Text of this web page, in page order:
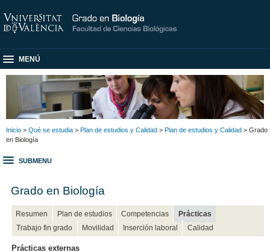
MENÚ
Inicio > Qué se estudia > Plan de estudios y Calidad > Plan de estudios y Calidad > Grado
en Biología
SUBMENU
Grado en Biología
Resumen Plan de estudios Competencias
Prácticas
Trabajo fin grado
Movilidad Inserción laboral Calidad
Prácticas externas